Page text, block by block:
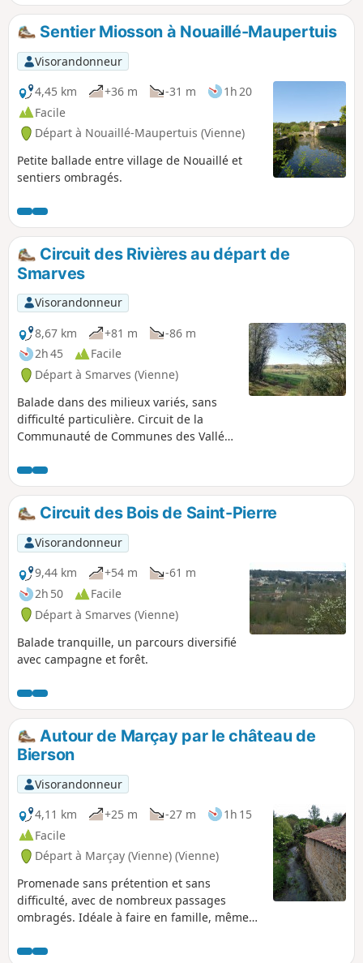
Sentier Miosson à Nouaillé-Maupertuis
Visorandonneur
4,45 km
+36 m -31 m
1h 20
Facile
Départ à Nouaillé-Maupertuis (Vienne)
Petite ballade entre village de Nouaillé et
sentiers ombragés.
Circuit des Rivières au départ de
Smarves
Visorandonneur
8,67 km
+81 m
-86 m
2h 45
Facile
Départ à Smarves (Vienne)
Balade dans des milieux variés, sans
difficulté particulière. Circuit de la
Communauté de Communes des Vallées
Circuit des Bois de Saint-Pierre
Visorandonneur
9,44 km
+54 m
-61 m
2h 50
Facile
Départ à Smarves (Vienne)
Balade tranquille, un parcours diversifié
avec campagne et forêt.
Autour de Marçay par le château de
Bierson
Visorandonneur
4,11 km
+25 m -27 m
1h 15
Facile
Départ à Marçay (Vienne) (Vienne)
Promenade sans prétention et sans
difficulté, avec de nombreux passages
ombragés. Idéale à faire en famille, même